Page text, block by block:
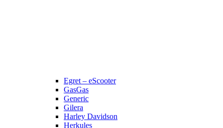
Egret – eScooter
GasGas
Generic
Gilera
Harley Davidson
Herkules